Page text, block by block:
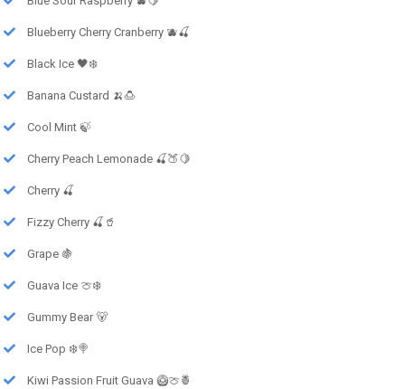
Blueberry Cherry Cranberry 🫐🍒
Black Ice 🖤❄️
Banana Custard 🍌🍮
Cool Mint 🍃
Cherry Peach Lemonade 🍒🍑🍋
Cherry 🍒
Fizzy Cherry 🍒🥤
Grape 🍇
Guava Ice 🍈❄️
Gummy Bear 🐻
Ice Pop ❄️🍭
Kiwi Passion Fruit Guava 🥝🍈🍍